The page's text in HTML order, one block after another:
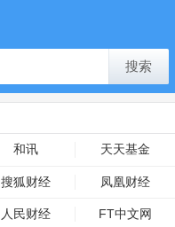
搜索
和讯 天天基金
搜狐财经 凤凰财经
人民财经 FT中文网